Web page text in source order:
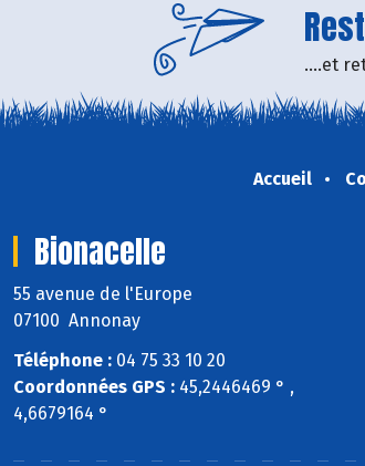
....et
Accueil
Bionacelle
55 avenue de l'Europe
07100 Annonay
Téléphone : 04 75 33 10 20
Coordonnées GPS : 45,2446469 ° ,
4,6679164 °